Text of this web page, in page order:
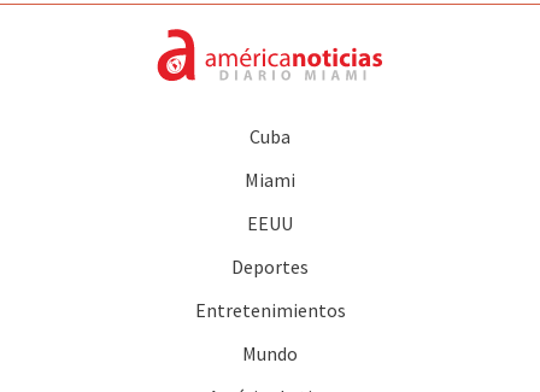
Cuba
Miami
EEUU
Deportes
Entretenimientos
Mundo